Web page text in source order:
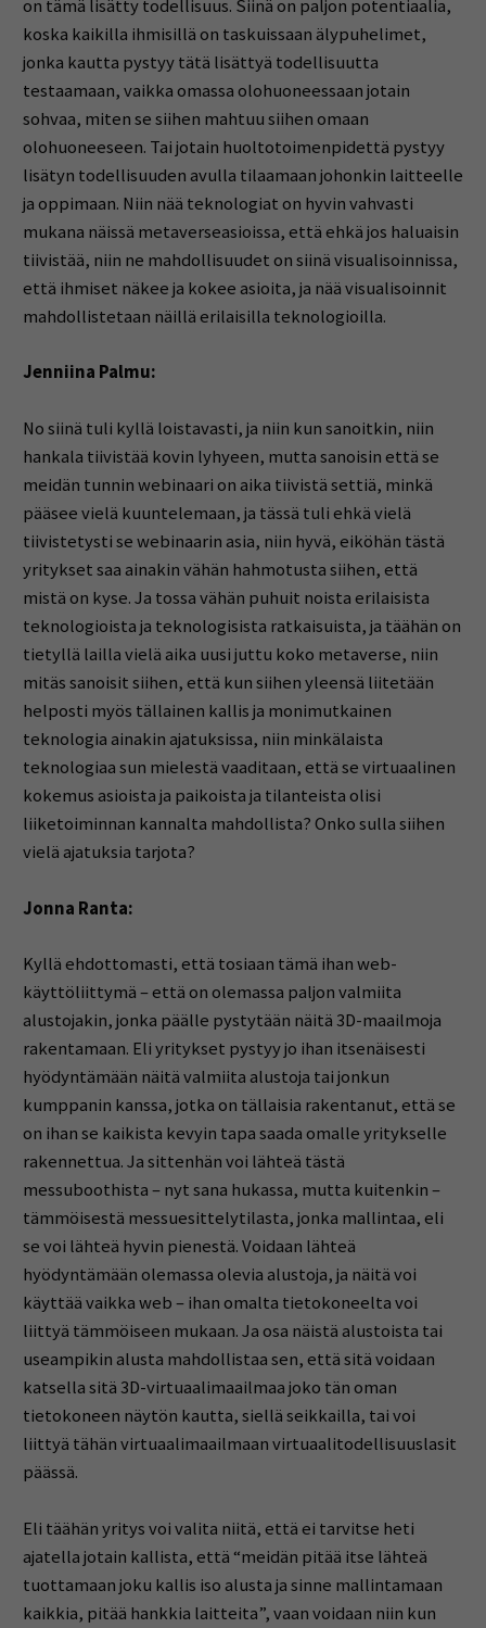
on tämä lisätty todellisuus. Siinä on paljon potentiaalia,
koska kaikilla ihmisillä on taskuissaan älypuhelimet,
jonka kautta pystyy tätä lisättyä todellisuutta
testaamaan, vaikka omassa olohuoneessaan jotain
sohvaa, miten se siihen mahtuu siihen omaan
olohuoneeseen. Tai jotain huoltotoimenpidettä pystyy
lisätyn todellisuuden avulla tilaamaan johonkin laitteelle
ja oppimaan. Niin nää teknologiat on hyvin vahvasti
mukana näissä metaverseasioissa, että ehkä jos haluaisin
tiivistää, niin ne mahdollisuudet on siinä visualisoinnissa,
että ihmiset näkee ja kokee asioita, ja nää visualisoinnit
mahdollistetaan näillä erilaisilla teknologioilla.
Jenniina Palmu:
No siinä tuli kyllä loistavasti, ja niin kun sanoitkin, niin
hankala tiivistää kovin lyhyeen, mutta sanoisin että se
meidän tunnin webinaari on aika tiivistä settiä, minkä
pääsee vielä kuuntelemaan, ja tässä tuli ehkä vielä
tiivistetysti se webinaarin asia, niin hyvä, eiköhän tästä
yritykset saa ainakin vähän hahmotusta siihen, että
mistä on kyse. Ja tossa vähän puhuit noista erilaisista
teknologioista ja teknologisista ratkaisuista, ja täähän on
tietyllä lailla vielä aika uusi juttu koko metaverse, niin
mitäs sanoisit siihen, että kun siihen yleensä liitetään
helposti myös tällainen kallis ja monimutkainen
teknologia ainakin ajatuksissa, niin minkälaista
teknologiaa sun mielestä vaaditaan, että se virtuaalinen
kokemus asioista ja paikoista ja tilanteista olisi
liiketoiminnan kannalta mahdollista? Onko sulla siihen
vielä ajatuksia tarjota?
Jonna Ranta:
Kyllä ehdottomasti, että tosiaan tämä ihan web-
käyttöliittymä – että on olemassa paljon valmiita
alustojakin, jonka päälle pystytään näitä 3D-maailmoja
rakentamaan. Eli yritykset pystyy jo ihan itsenäisesti
hyödyntämään näitä valmiita alustoja tai jonkun
kumppanin kanssa, jotka on tällaisia rakentanut, että se
on ihan se kaikista kevyin tapa saada omalle yritykselle
rakennettua. Ja sittenhän voi lähteä tästä
messuboothista – nyt sana hukassa, mutta kuitenkin –
tämmöisestä messuesittelytilasta, jonka mallintaa, eli
se voi lähteä hyvin pienestä. Voidaan lähteä
hyödyntämään olemassa olevia alustoja, ja näitä voi
käyttää vaikka web – ihan omalta tietokoneelta voi
liittyä tämmöiseen mukaan. Ja osa näistä alustoista tai
useampikin alusta mahdollistaa sen, että sitä voidaan
katsella sitä 3D-virtuaalimaailmaa joko tän oman
tietokoneen näytön kautta, siellä seikkailla, tai voi
liittyä tähän virtuaalimaailmaan virtuaalitodellisuuslasit
päässä.
Eli täähän yritys voi valita niitä, että ei tarvitse heti
ajatella jotain kallista, että “meidän pitää itse lähteä
tuottamaan joku kallis iso alusta ja sinne mallintamaan
kaikkia, pitää hankkia laitteita”, vaan voidaan niin kun